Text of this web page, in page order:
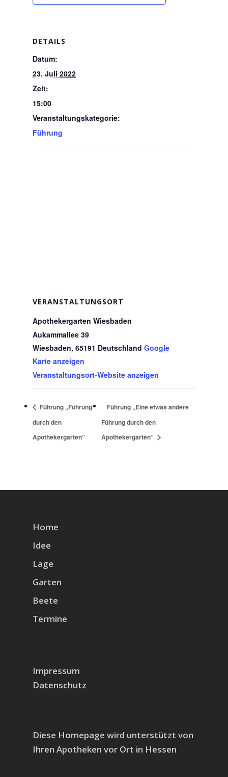
DETAILS
Datum:
23. Juli 2022
Zeit:
15:00
Veranstaltungskategorie:
Führung
VERANSTALTUNGSORT
Apothekergarten Wiesbaden
Aukammallee 39
Wiesbaden, 65191 Deutschland Google
Karte anzeigen
Veranstaltungsort-Website anzeigen
Führung „Führung
durch den
Apothekergarten“
Führung „Eine etwas andere
Führung durch den
Apothekergarten“
Home
Idee
Lage
Garten
Beete
Termine
Impressum
Datenschutz
Diese Homepage wird unterstützt von
Ihren Apotheken vor Ort in Hessen